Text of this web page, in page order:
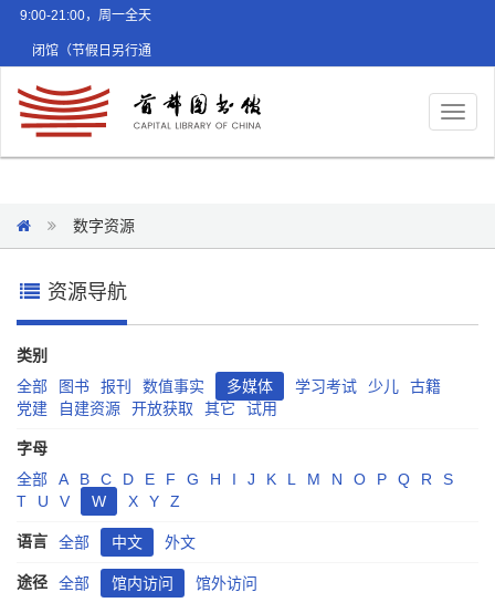
9:00-21:00，周一全天
闭馆（节假日另行通
数字资源
资源导航
类别
全部
图书 报刊 数值事实 多媒体 学习考试 少儿
古籍
党建
自建资源 开放获取 其它 试用
字母
全部
A B C D E F G H I J K L M N O P Q R
S
T
U V W X Y Z
语言 全部 中文 外文
途径 全部 馆内访问 馆外访问